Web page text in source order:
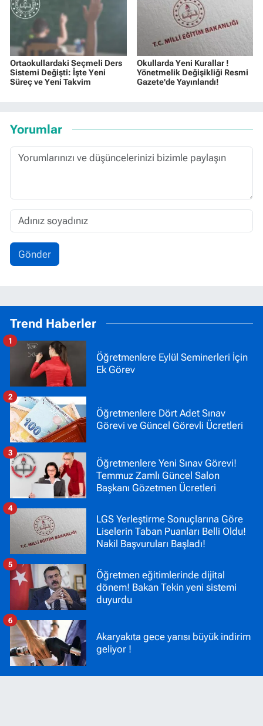
Ortaokullardaki Seçmeli Ders
Sistemi Değişti: İşte Yeni
Süreç ve Yeni Takvim
Okullarda Yeni Kurallar !
Yönetmelik Değişikliği Resmi
Gazete'de Yayınlandı!
Yorumlar
Gönder
Trend Haberler
Öğretmenlere Eylül Seminerleri İçin
Ek Görev
1
Öğretmenlere Dört Adet Sınav
Görevi ve Güncel Görevli Ücretleri
2
Öğretmenlere Yeni Sınav Görevi!
Temmuz Zamlı Güncel Salon
Başkanı Gözetmen Ücretleri
3
LGS Yerleştirme Sonuçlarına Göre
Liselerin Taban Puanları Belli Oldu!
Nakil Başvuruları Başladı!
4
Öğretmen eğitimlerinde dijital
dönem! Bakan Tekin yeni sistemi
duyurdu
5
Akaryakıta gece yarısı büyük indirim
geliyor !
6